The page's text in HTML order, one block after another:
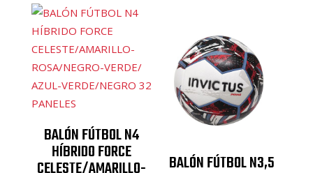
BALÓN FÚTBOL N4
HÍBRIDO FORCE BALÓN FÚTBOL N3,5